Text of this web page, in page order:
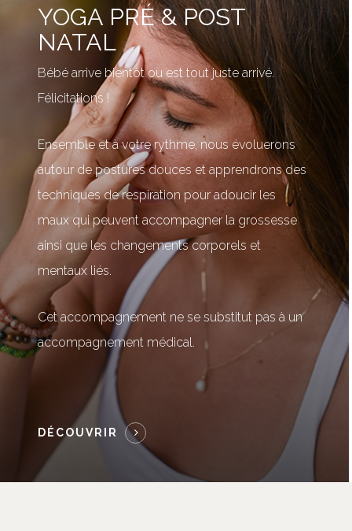
YOGA PRÉ & POST
NATAL
Bébé arrive bientôt ou est tout juste arrivé.
Félicitations !
Ensemble et à votre rythme, nous évoluerons
autour de postures douces et apprendrons des
techniques de respiration pour adoucir les
maux qui peuvent accompagner la grossesse
ainsi que les changements corporels et
mentaux liés.
Cet accompagnement ne se substitut pas à un
accompagnement médical.
DÉCOUVRIR